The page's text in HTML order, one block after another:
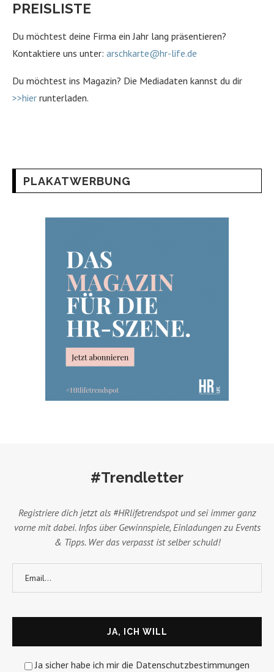
PREISLISTE
Du möchtest deine Firma ein Jahr lang präsentieren?
Kontaktiere uns unter: arschkarte@hr-life.de
Du möchtest ins Magazin? Die Mediadaten kannst du dir
>>hier runterladen.
PLAKATWERBUNG
#Trendletter
Registriere dich jetzt als #HRlifetrendspot und sei immer ganz
vorne mit dabei. Infos über Gewinnspiele, Einladungen zu Events
& Tipps. Wer das verpasst ist selber schuld!
Ja sicher habe ich mir die Datenschutzbestimmungen